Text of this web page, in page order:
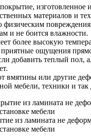
изготовленное
материалов и
физическим
и не боится влажности.
более высокую
приятные ощущения
добавить теплый пол,
вмятины или другие
мебели, техники и так
из ламината не
мебели